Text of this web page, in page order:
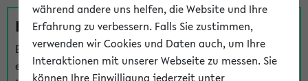
Fragen zu einzelnen Veranstaltungen
Bei inhaltlichen und organisatorischen Fragen zu
einzelnen Veranstaltungen finden Sie Ansprechpersonen
während andere uns helfen, die Website und Ihre
Erfahrung zu verbessern. Falls Sie zustimmen,
verwenden wir Cookies und Daten auch, um Ihre
Interaktionen mit unserer Webseite zu messen. Sie
können Ihre Einwilligung jederzeit unter